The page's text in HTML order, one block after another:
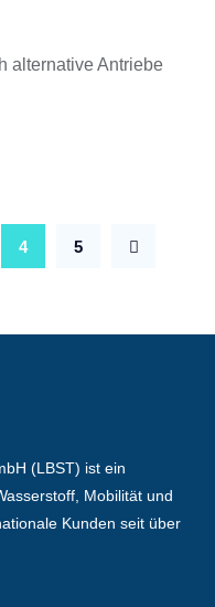
alternative Antriebe
4 5
(LBST) ist ein
Mobilität und
Kunden seit über